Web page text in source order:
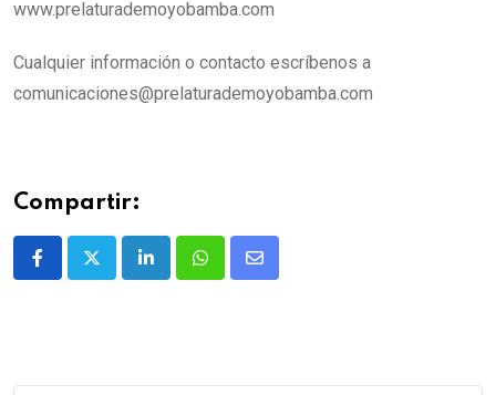
www.prelaturademoyobamba.com
Cualquier información o contacto escríbenos a
comunicaciones@prelaturademoyobamba.com
Compartir: